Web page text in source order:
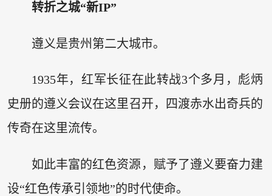
转折之城“新IP”
遵义是贵州第二大城市。
1935年，红军长征在此转战3个多月，彪炳
史册的遵义会议在这里召开，四渡赤水出奇兵的
传奇在这里流传。
如此丰富的红色资源，赋予了遵义要奋力建
设“红色传承引领地”的时代使命。